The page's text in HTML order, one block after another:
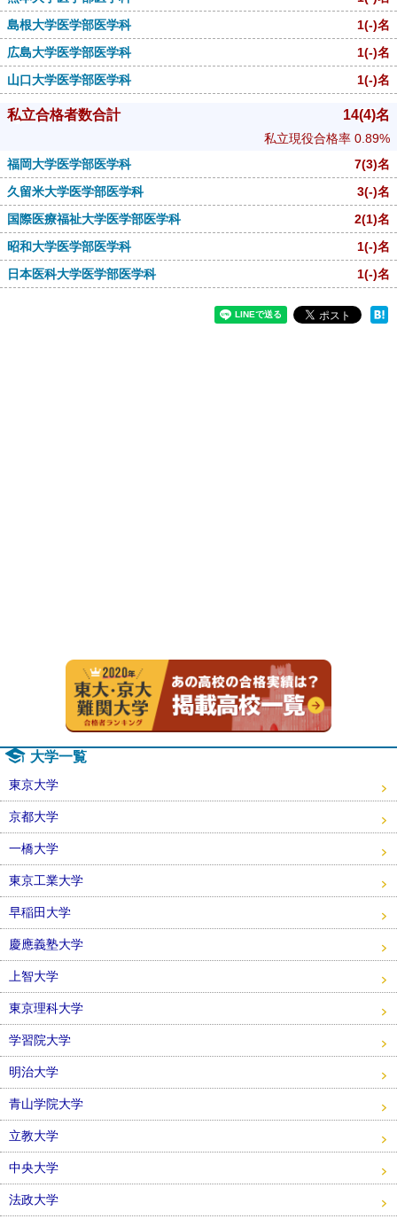
島根大学医学部医学科
1(-)名
広島大学医学部医学科
1(-)名
山口大学医学部医学科
1(-)名
私立合格者数合計 14(4)名
私立現役合格率 0.89%
福岡大学医学部医学科
7(3)名
久留米大学医学部医学科
3(-)名
国際医療福祉大学医学部医学科
2(1)名
昭和大学医学部医学科
1(-)名
日本医科大学医学部医学科
1(-)名
大学一覧
東京大学
京都大学
一橋大学
東京工業大学
早稲田大学
慶應義塾大学
上智大学
東京理科大学
学習院大学
明治大学
青山学院大学
立教大学
中央大学
法政大学